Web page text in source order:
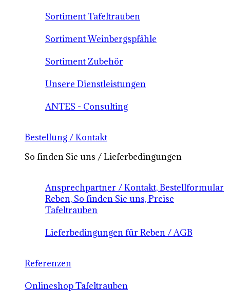
Sortiment Tafeltrauben
Sortiment Weinbergspfähle
Sortiment Zubehör
Unsere Dienstleistungen
ANTES - Consulting
Bestellung / Kontakt
So finden Sie uns / Lieferbedingungen
Ansprechpartner / Kontakt, Bestellformular
Reben, So finden Sie uns, Preise
Tafeltrauben
Lieferbedingungen für Reben / AGB
Referenzen
Onlineshop Tafeltrauben